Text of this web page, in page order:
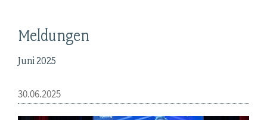
Meldungen
Juni 2025
30.06.2025